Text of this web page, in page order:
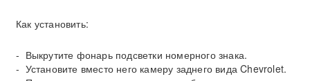
Как установить:
- Выкрутите фонарь подсветки номерного знака.
- Установите вместо него камеру заднего вида Chevrolet.